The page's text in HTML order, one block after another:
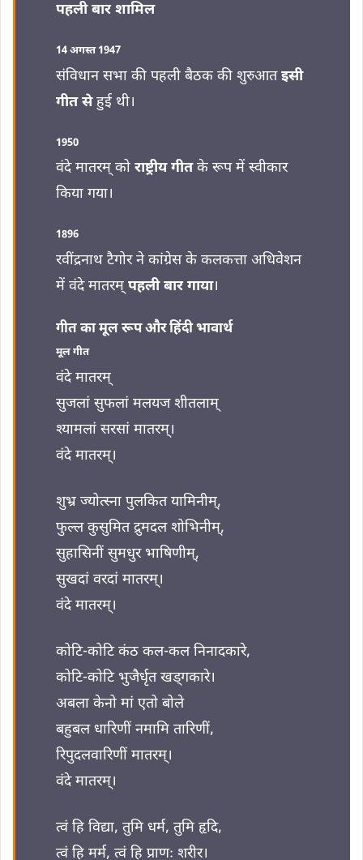
पहली बार शामिल
14 अगस्त 1947
संविधान सभा की पहली बैठक की शुरुआतइसी
गीत सेहुई थी।
1950
वंदे मातरम् को राष्ट्रीय गीतके रूप में स्वीकार
किया गया।
1896
रवींद्रनाथ टैगोर ने कांग्रेस के कलकत्ता अधिवेशन
में वंदे मातरम्पहली बार गाया।
गीत का मूल रूप और हिंदी भावार्थ
मूल गीत
वंदे मातरम्
सुजलां सुफलां मलयज शीतलाम्
श्यामलां सरसां मातरम्।
वंदे मातरम्।
शुभ्र ज्योत्स्ना पुलकित यामिनीम्,
फुल्ल कुसुमित द्रुमदल शोभिनीम्,
सुहासिनीं सुमधुर भाषिणीम्,
सुखदां वरदां मातरम्।
वंदे मातरम्।
कोटि-कोटि कंठ कल-कल निनादकारे,
कोटि-कोटि भुजैर्धृत खड्गकारे।
अबला केनो मां एतो बोले
बहुबल धारिणीं नमामि तारिणीं,
रिपुदलवारिणीं मातरम्।
वंदे मातरम्।
त्वं हि विद्या, तुमि धर्म, तुमि हृदि,
त्वं हि मर्म, त्वं हि प्राणः शरीर।